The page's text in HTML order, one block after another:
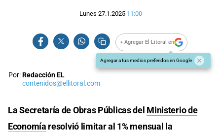
Lunes 27.1.2025 11:00
+ Agregar El Litoral en
Agregar a tus medios preferidos en Google
Por:Redacción EL
contenidos@ellitoral.com
La Secretaría de Obras Públicas del Ministerio de
Economía resolvió limitar al 1% mensual la